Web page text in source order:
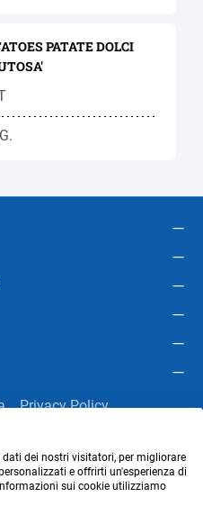
PATATE DOLCI
Privacy Policy
dei cookie
dei nostri visitatori, per migliorare
e offrirti un'esperienza di
sui cookie utilizziamo